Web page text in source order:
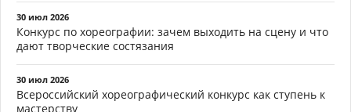
30 июл 2026
Конкурс по хореографии: зачем выходить на сцену и что
дают творческие состязания
30 июл 2026
Всероссийский хореографический конкурс как ступень к
мастерству